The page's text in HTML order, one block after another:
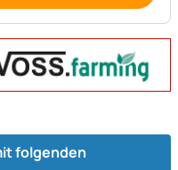
folgenden